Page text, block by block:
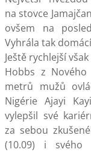
na stovce
ovšem na
Vyhrála tak
Ještě rychlejší
Hobbs z
metrů mužů
Nigérie Ajayi
vylepšil své
za sebou
(10.09) i svého